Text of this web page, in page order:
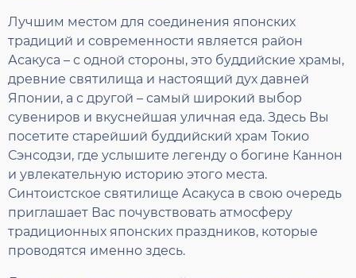
Лучшим местом для соединения японских
традиций и современности является район
Асакуса – с одной стороны, это буддийские храмы,
древние святилища и настоящий дух давней
Японии, а с другой – самый широкий выбор
сувениров и вкуснейшая уличная еда. Здесь Вы
посетите старейший буддийский храм Токио
Сэнсодзи, где услышите легенду о богине Каннон
и увлекательную историю этого места.
Синтоистское святилище Асакуса в свою очередь
приглашает Вас почувствовать атмосферу
традиционных японских праздников, которые
проводятся именно здесь.